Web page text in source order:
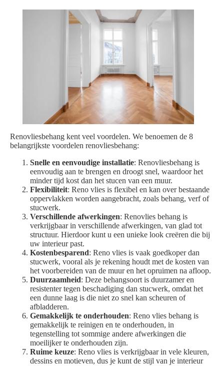
Renovliesbehang kent veel voordelen. We benoemen de 8
belangrijkste voordelen renovliesbehang:
Snelle en eenvoudige installatie: Renovliesbehang is
eenvoudig aan te brengen en droogt snel, waardoor het
minder tijd kost dan het stucen van een muur.
Flexibiliteit: Reno vlies is flexibel en kan over bestaande
oppervlakken worden aangebracht, zoals behang, verf of
stucwerk.
Verschillende afwerkingen: Renovlies behang is
verkrijgbaar in verschillende afwerkingen, van glad tot
structuur. Hierdoor kunt u een unieke look creëren die bij
uw interieur past.
Kostenbesparend: Reno vlies is vaak goedkoper dan
stucwerk, vooral als je rekening houdt met de kosten van
het voorbereiden van de muur en het opruimen na afloop.
Duurzaamheid: Deze behangsoort is duurzamer en
resistenter tegen beschadiging dan stucwerk, omdat het
een dunne laag is die niet zo snel kan scheuren of
afbladderen.
Gemakkelijk te onderhouden: Reno vlies behang is
gemakkelijk te reinigen en te onderhouden, in
tegenstelling tot sommige andere afwerkingen die
moeilijker te onderhouden zijn.
Ruime keuze: Reno vlies is verkrijgbaar in vele kleuren,
dessins en motieven, dus je kunt de stijl van je interieur